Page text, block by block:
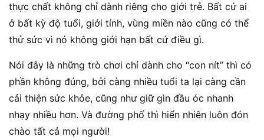
thực chất không chỉ dành riêng cho giới trẻ. Bất cứ ai
ở bất kỳ độ tuổi, giới tính, vùng miền nào cũng có thể
thử sức vì nó không giới hạn bất cứ điều gì.
Nói đây là những trò chơi chỉ dành cho “con nít” thì có
phần không đúng, bởi càng nhiều tuổi ta lại càng cần
cải thiện sức khỏe, cũng như giữ gìn đầu óc nhanh
nhạy nhiều hơn. Và đường phố thì hiển nhiên luôn đón
chào tất cả mọi người!